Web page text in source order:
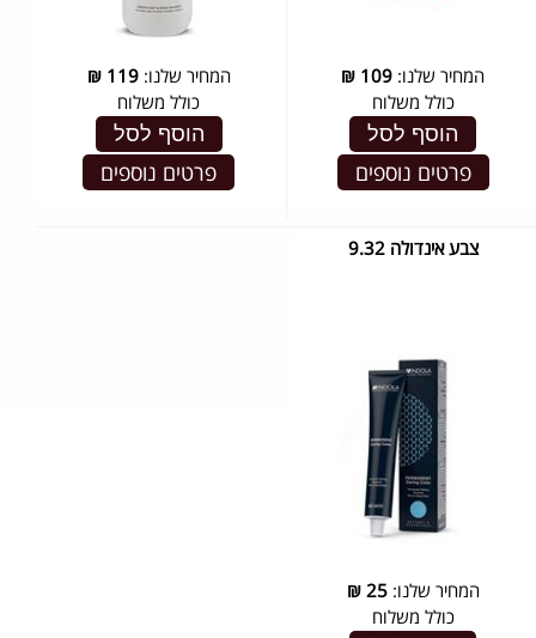
המחיר שלנו: 109
₪
כולל משלוח
הוסף לסל
פרטים נוספים
המחיר שלנו:119
₪
כולל משלוח
הוסף לסל
פרטים נוספים
צבע אינדולה 9.32
המחיר שלנו:25
₪
כולל משלוח